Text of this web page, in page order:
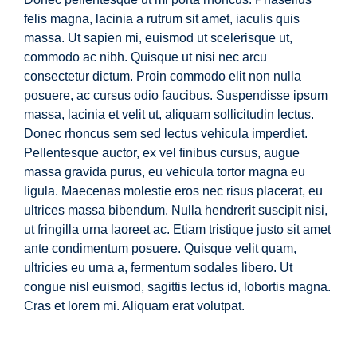
felis magna, lacinia a rutrum sit amet, iaculis quis
massa. Ut sapien mi, euismod ut scelerisque ut,
commodo ac nibh. Quisque ut nisi nec arcu
consectetur dictum. Proin commodo elit non nulla
posuere, ac cursus odio faucibus. Suspendisse ipsum
massa, lacinia et velit ut, aliquam sollicitudin lectus.
Donec rhoncus sem sed lectus vehicula imperdiet.
Pellentesque auctor, ex vel finibus cursus, augue
massa gravida purus, eu vehicula tortor magna eu
ligula. Maecenas molestie eros nec risus placerat, eu
ultrices massa bibendum. Nulla hendrerit suscipit nisi,
ut fringilla urna laoreet ac. Etiam tristique justo sit amet
ante condimentum posuere. Quisque velit quam,
ultricies eu urna a, fermentum sodales libero. Ut
congue nisl euismod, sagittis lectus id, lobortis magna.
Cras et lorem mi. Aliquam erat volutpat.